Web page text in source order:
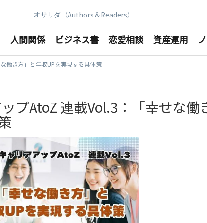
オサリダ（Authors＆Readers）
人間関係 ビジネス書 恋愛相談 資産運用
働き方」と年収UPを実現する具体策
プAtoZ 連載Vol.3：「幸せな働